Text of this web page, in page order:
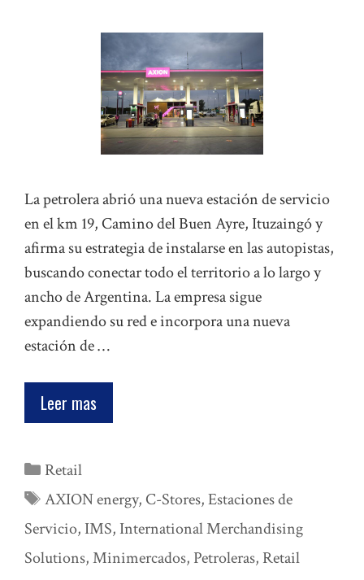
La petrolera abrió una nueva estación de servicio
en el km 19, Camino del Buen Ayre, Ituzaingó y
afirma su estrategia de instalarse en las autopistas,
buscando conectar todo el territorio a lo largo y
ancho de Argentina. La empresa sigue
expandiendo su red e incorpora una nueva
estación de …
Leer mas
Categorías
Retail
Etiquetas
AXION energy, C-Stores,Estaciones de
Servicio, IMS, International Merchandising
Solutions,Minimercados, Petroleras, Retail